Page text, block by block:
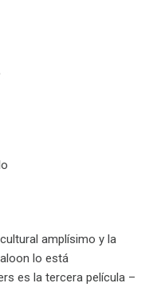
amplísimo y la
lo está
es la tercera película –